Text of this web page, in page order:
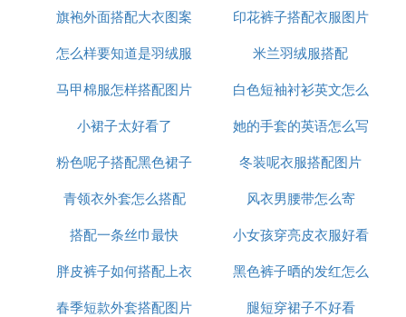
办
旗袍外面搭配大衣图案
印花裤子搭配衣服图片
怎么样要知道是羽绒服
米兰羽绒服搭配
马甲棉服怎样搭配图片
白色短袖衬衫英文怎么
说
小裙子太好看了
她的手套的英语怎么写
粉色呢子搭配黑色裙子
冬装呢衣服搭配图片
青领衣外套怎么搭配
风衣男腰带怎么寄
搭配一条丝巾最快
小女孩穿亮皮衣服好看
吗
胖皮裤子如何搭配上衣
黑色裤子晒的发红怎么
办
春季短款外套搭配图片
腿短穿裙子不好看